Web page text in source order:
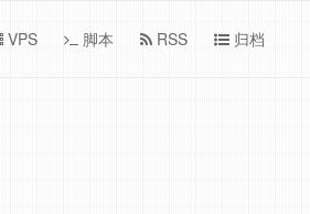
VPS 脚本 RSS 归档